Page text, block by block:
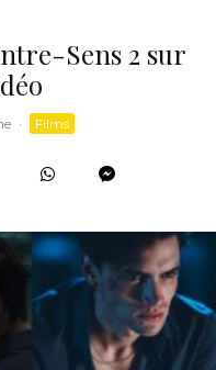
Sens 2 sur
· Films